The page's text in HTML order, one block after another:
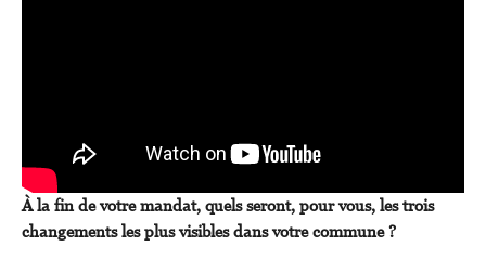
À la fin de votre mandat, quels seront, pour vous, les trois
changements les plus visibles dans votre commune ?